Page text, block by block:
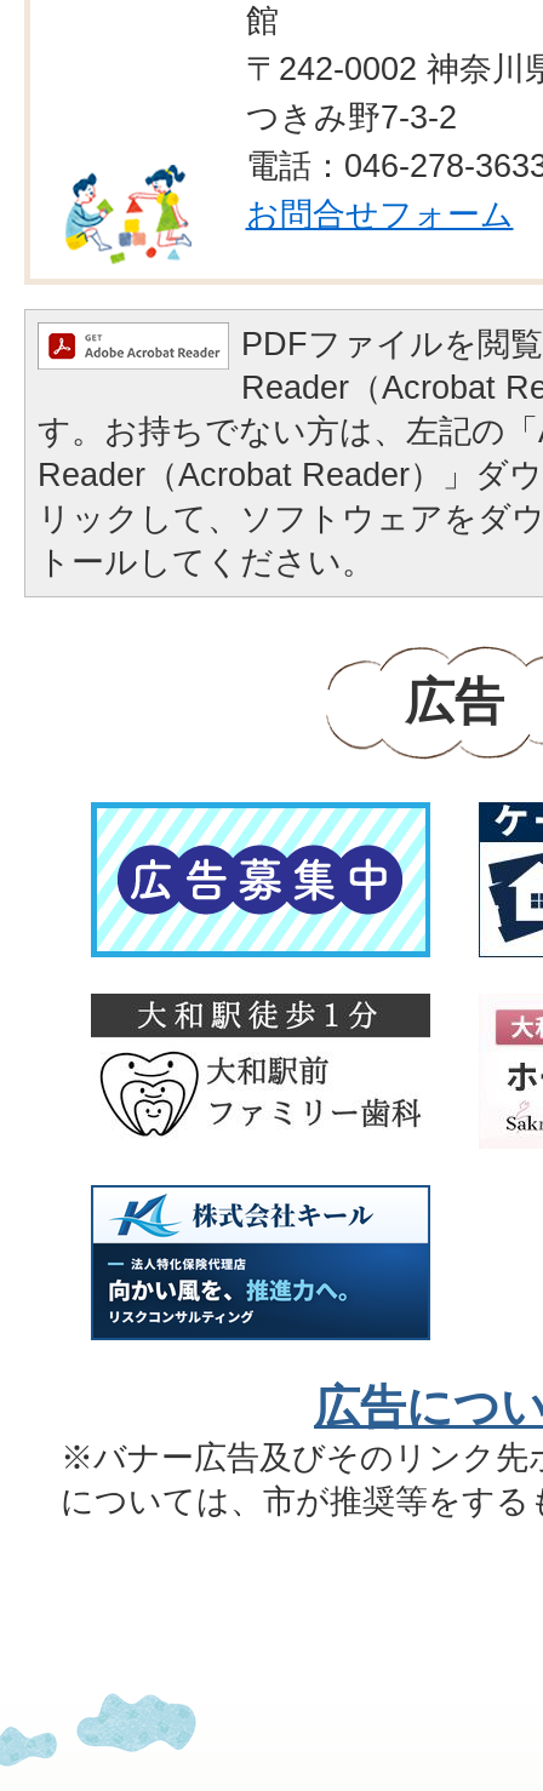
館
〒242-0002 神奈川
つきみ野7-3-2
電話：046-278-
お問合せフォーム
PDFファイルを閲
Reader（Acrobat
す。お持ちでない方は、左記の
Reader（Acrobat Reader）」ダ
リックして、ソフトウェアをダ
トールしてください。
広告
広告につ
※バナー広告及びそのリンク先
については、市が推奨等をす